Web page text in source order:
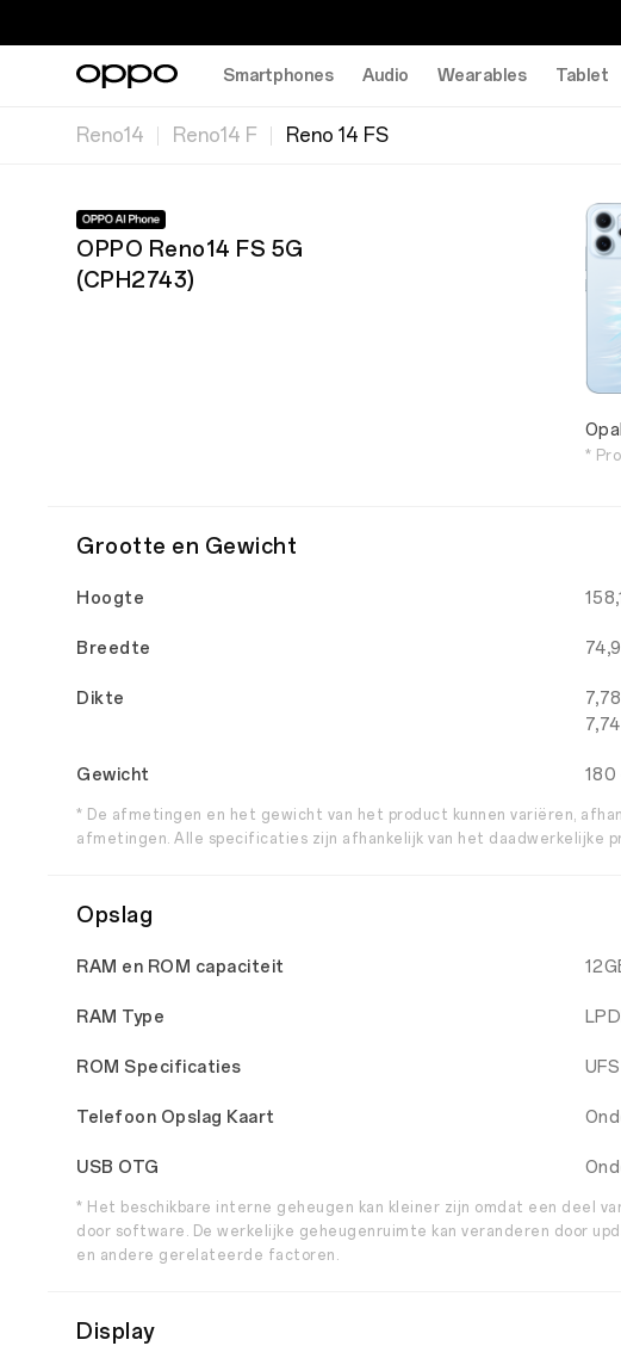
Smartphones Audio Wearables Tablet
Reno14 Reno14 F Reno 14 FS
OPPO Reno14 FS 5G
(CPH2743)
*
Grootte en Gewicht
Hoogte
Breedte
Dikte
Gewicht 180
* De afmetingen en het gewicht van het product kunnen variëren,
afmetingen. Alle specificaties zijn afhankelijk van het daadwerkelijke
Opslag
RAM en ROM capaciteit
RAM Type
ROM Specificaties UFS
Telefoon Opslag Kaart
USB OTG
* Het beschikbare interne geheugen kan kleiner zijn omdat een deel
door software. De werkelijke geheugenruimte kan veranderen door
en andere gerelateerde factoren.
Display